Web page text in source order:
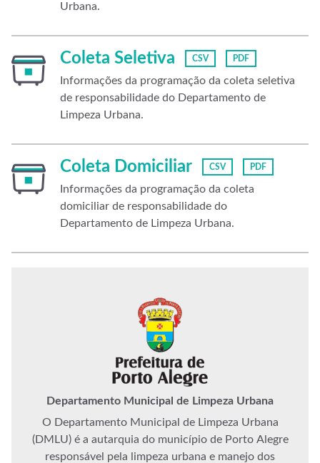
Urbana.
Coleta Seletiva CSV PDF
Informações da programação da coleta seletiva
de responsabilidade do Departamento de
Limpeza Urbana.
Coleta Domiciliar CSV PDF
Informações da programação da coleta
domiciliar de responsabilidade do
Departamento de Limpeza Urbana.
Departamento Municipal de Limpeza Urbana
O Departamento Municipal de Limpeza Urbana
(DMLU) é a autarquia do município de Porto Alegre
responsável pela limpeza urbana e manejo dos